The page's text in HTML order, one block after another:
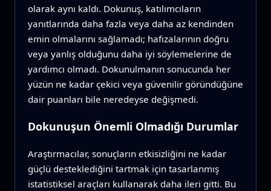
olarak aynı kaldı. Dokunuş, katılımcıların
yanıtlarında daha fazla veya daha az kendinden
emin olmalarını sağlamadı; hafızalarının doğru
veya yanlış olduğunu daha iyi söylemelerine de
yardımcı olmadı. Dokunulmanın sonucunda her
yüzün ne kadar çekici veya güvenilir göründüğüne
dair puanları bile neredeyse değişmedi.
Dokunuşun Önemli Olmadığı Durumlar
Araştırmacılar, sonuçların etkisizliğini ne kadar
güçlü desteklediğini tartmak için tasarlanmış
istatistiksel araçları kullanarak daha ileri gitti. Bu